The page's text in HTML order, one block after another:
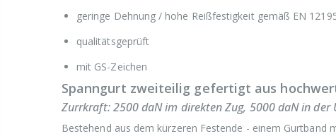
geringe Dehnung / hohe Reißfestigkeit gemäß EN
qualitätsgeprüft
mit GS-Zeichen
Spanngurt zweiteilig gefertigt aus
Zurrkraft: 2500 daN im direkten Zug, 5000 daN in der
Bestehend aus dem kürzeren Festende - einem